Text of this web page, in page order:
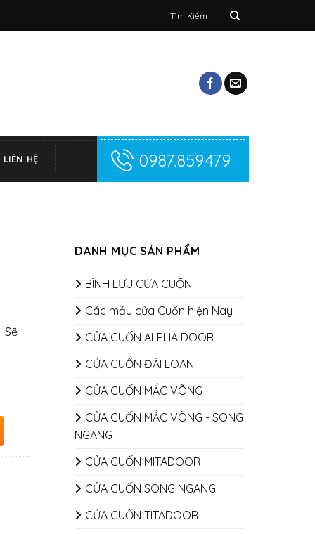
kiếm:
LIÊN HỆ 0987.859.479
DANH MỤC SẢN PHẨM
BÌNH LƯU CỬA CUỐN
Các mẫu cửa Cuốn hiện Nay
CỬA CUỐN ALPHA DOOR
CỬA CUỐN ĐÀI LOAN
CỬA CUỐN MẮC VÕNG
CỬA CUỐN MẮC VÕNG - SONG
NGANG
CỬA CUỐN MITADOOR
CỬA CUỐN SONG NGANG
CỬA CUỐN TITADOOR
Sẽ